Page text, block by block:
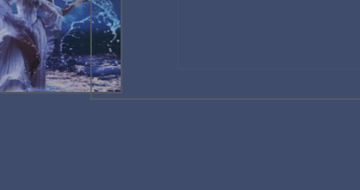
说NO！流产